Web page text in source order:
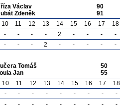
Václav
Zdeněk
90
91
10 11 12 13 14 15 16 17
18
- - - - 2 - - -
-
- - - 2 - - - - -
Tomáš
Jan
50
55
10 11 12 13 14 15 16 17
18
- - - - - - - -
-
- - - - - - - - -